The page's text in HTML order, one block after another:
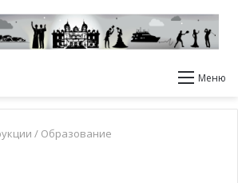
Меню
/ Образование